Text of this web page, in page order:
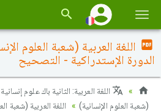
la
الدورة الإستدراكية - التصحيح
اللغة العربية: الثانية باك علوم إنسانية
(شعبة العلوم الإنسانية)